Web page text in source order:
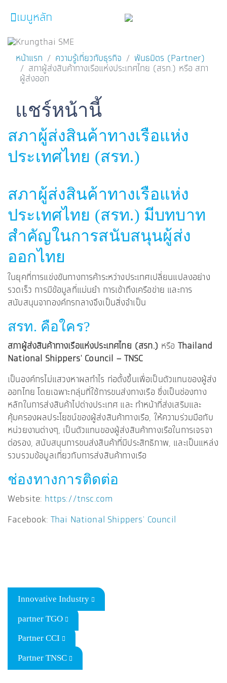
หน้าหลัก
ผลิตภัณฑ์และบริการ
โปรโมชั่น
ความรู้เกี่ยวกับธุรกิจ
SME Focus Magazine
คำนวณสินเชื่อเบื้องต้น
ค้นหาจุดบริการ
เมนูหลัก
หน้าแรก ความรู้เกี่ยวกับธุรกิจ
พันธมิตร (Partner)
สภาผู้ส่งสินค้าทางเรือแห่งประเทศไทย (สรท.) หรือ สภา
ผู้ส่งออก
แชร์หน้านี้
Facebook
สภาผู้ส่งสินค้าทางเรือแห่ง
ประเทศไทย (สรท.)
สภาผู้ส่งสินค้าทางเรือแห่ง
ประเทศไทย (สรท.) มีบทบาท
สำคัญในการสนับสนุนผู้ส่ง
ออกไทย
ในยุคที่การแข่งขันทางการค้าระหว่างประเทศเปลี่ยนแปลงอย่าง
รวดเร็ว การมีข้อมูลที่แม่นยำ การเข้าถึงเครือข่าย และการ
สนับสนุนจากองค์กรกลางจึงเป็นสิ่งจำเป็น
สรท. คือใคร?
สภาผู้ส่งสินค้าทางเรือแห่งประเทศไทย (สรท.) หรือ Thailand
National Shippers' Council – TNSC
เป็นองค์กรไม่แสวงหาผลกำไร ก่อตั้งขึ้นเพื่อเป็นตัวแทนของผู้ส่ง
ออกไทย โดยเฉพาะกลุ่มที่ใช้การขนส่งทางเรือ ซึ่งเป็นช่องทาง
หลักในการส่งสินค้าไปต่างประเทศ และ ทำหน้าที่ส่งเสริมและ
คุ้มครองผลประโยชน์ของผู้ส่งสินค้าทางเรือ, ให้ความร่วมมือกับ
หน่วยงานต่างๆ, เป็นตัวแทนของผู้ส่งสินค้าทางเรือในการเจรจา
ต่อรอง, สนับสนุนการขนส่งสินค้าที่มีประสิทธิภาพ, และเป็นแหล่ง
รวบรวมข้อมูลเกี่ยวกับการส่งสินค้าทางเรือ
ช่องทางการติดต่อ
Website: https://tnsc.com
Facebook: Thai National Shippers' Council
Innovative Industry
partner TGO
Partner CCI
Partner TNSC